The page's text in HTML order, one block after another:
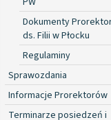
Dokumenty
ds. Filii w Płocku
Regulaminy
Sprawozdania
Informacje Prorektorów
Terminarze posiedzeń i